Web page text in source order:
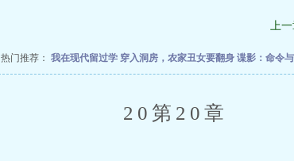
上
热门推荐： 我在现代留过学 穿入洞房，农家丑女要翻身 谍影：命令
20第20章